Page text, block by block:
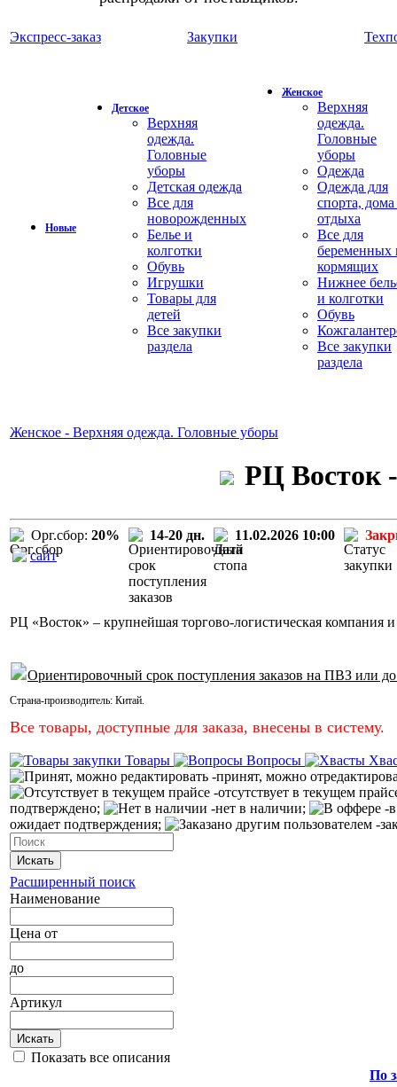
Экспресс-заказ Закупки
Новые
Детское
Верхняя
одежда.
Головные
уборы
Детская одежда
Все для
новорожденных
Белье и
колготки
Обувь
Игрушки
Товары для
детей
Все закупки
раздела
Женское
Верхняя
одежда.
Головные
уборы
Одежда
Одежда для
спорта,
отдыха
Все для
беременных
кормящих
Нижнее
и колготки
Обувь
Все закупки
раздела
Женское - Верхняя одежда. Головные уборы
РЦ Восток
Орг.сбор: 20% 14-20 дн. 11.02.2026 10:00
сайт
РЦ «Восток» – крупнейшая торгово-логистическая компания
Ориентировочный срок поступления заказов на ПВЗ или
Страна-производитель: Китай.
Все товары, доступные для заказа, внесены в систему.
Товары Вопросы
-принят, можно
-отсутствует в текущем
подтверждено;
-нет в наличии;
-
ожидает подтверждения;
-
Искать
Расширенный поиск
Наименование
Цена от
до
Артикул
Искать
Показать все описания
По